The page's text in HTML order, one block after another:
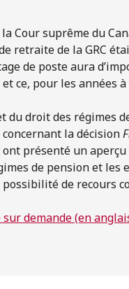
Cour suprême du
retraite de la GRC
de poste aura
et ce, pour les années à
du droit des régimes
la décision
ont présenté un
de pension et les
de recours
demande (en